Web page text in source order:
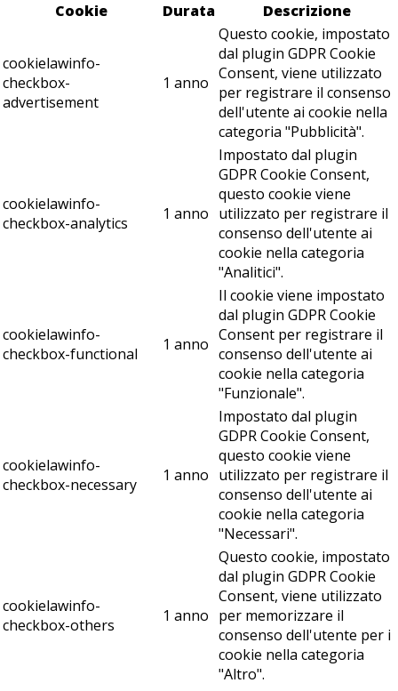
Cookie
Durata Descrizione
cookielawinfo-
checkbox-
advertisement
1 anno
Questo cookie, impostato
dal plugin GDPR Cookie
Consent, viene utilizzato
per registrare il consenso
dell'utente ai cookie nella
categoria "Pubblicità".
cookielawinfo-
checkbox-analytics
1 anno
Impostato dal plugin
GDPR Cookie Consent,
questo cookie viene
utilizzato per registrare il
consenso dell'utente ai
cookie nella categoria
"Analitici".
cookielawinfo-
checkbox-functional
1 anno
Il cookie viene impostato
dal plugin GDPR Cookie
Consent per registrare il
consenso dell'utente ai
cookie nella categoria
"Funzionale".
cookielawinfo-
checkbox-necessary
1 anno
Impostato dal plugin
GDPR Cookie Consent,
questo cookie viene
utilizzato per registrare il
consenso dell'utente ai
cookie nella categoria
"Necessari".
cookielawinfo-
checkbox-others
1 anno
Questo cookie, impostato
dal plugin GDPR Cookie
Consent, viene utilizzato
per memorizzare il
consenso dell'utente per i
cookie nella categoria
"Altro".